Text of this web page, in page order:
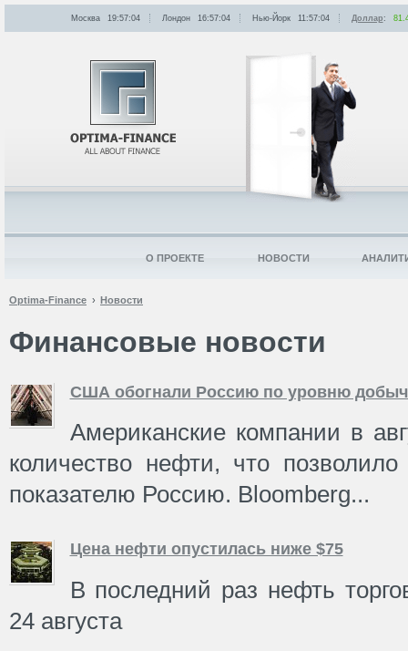
Optima-Finance Новости
Финансовые новости
США обогнали Россию по уровню
Американские компании в
количество нефти, что
показателю Россию. Bloomberg...
Цена нефти опустилась ниже $75
В последний раз нефть
24 августа
Москва 19:57:04 Лондон 16:57:04 Нью-Йорк 11:57:04 Доллар:
О ПРОЕКТЕ НОВОСТИ